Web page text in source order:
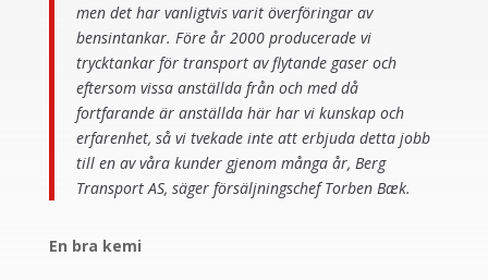
men det har vanligtvis varit överföringar av
bensintankar. Före år 2000 producerade vi
trycktankar för transport av flytande gaser och
eftersom vissa anställda från och med då
fortfarande är anställda här har vi kunskap och
erfarenhet, så vi tvekade inte att erbjuda detta jobb
till en av våra kunder gjenom många år, Berg
Transport AS, säger försäljningschef Torben Bæk.
En bra kemi